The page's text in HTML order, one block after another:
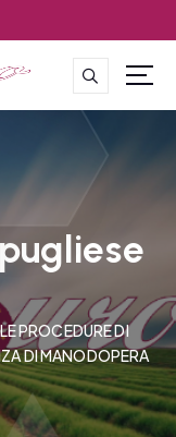
PROCEDURE DI
DI MANODOPERA